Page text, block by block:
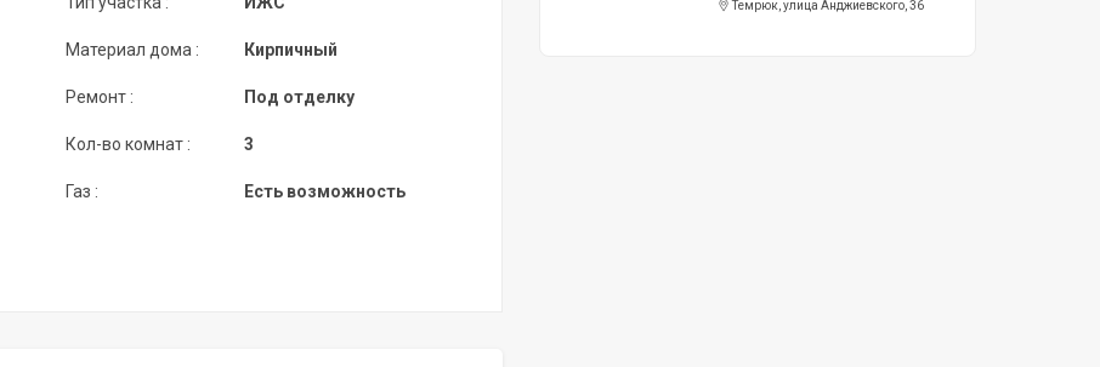
Материал дома :
Ремонт :
Кол-во комнат :
Газ :
Кирпичный
Под отделку
3
Есть возможность
Темрюк, улица Анджиевского, 36